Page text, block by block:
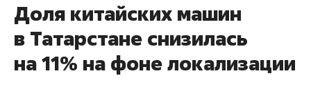
Доля китайских машин
в Татарстане снизилась
на 11% на фоне локализации